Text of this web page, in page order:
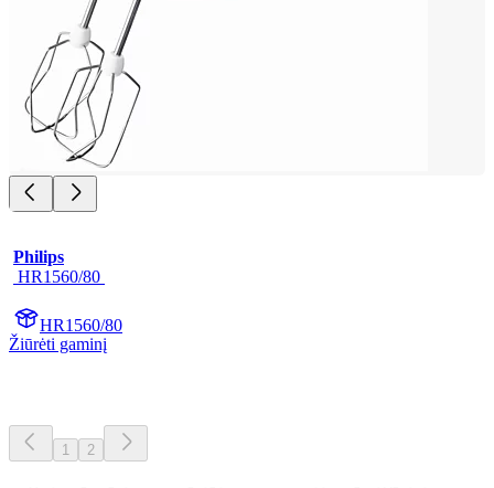
Philips
HR1560/80
HR1560/80
Žiūrėti gaminį
1 2